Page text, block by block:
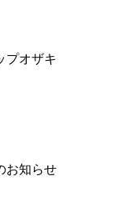
プオザキ
お知らせ